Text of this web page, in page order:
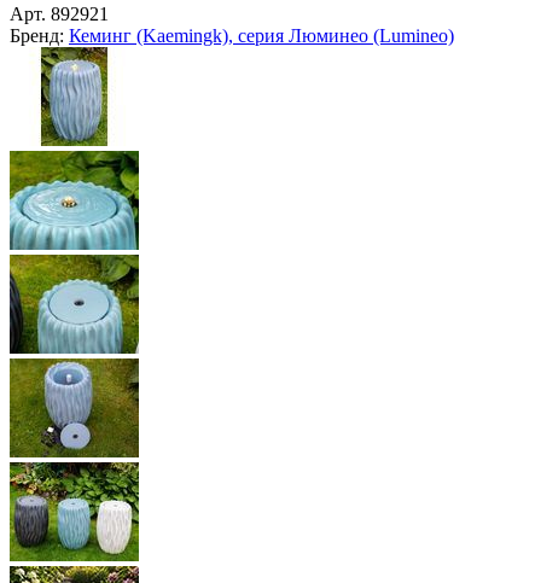
Арт. 892921
Бренд: Кеминг (Kaemingk), серия Люминео (Lumineo)